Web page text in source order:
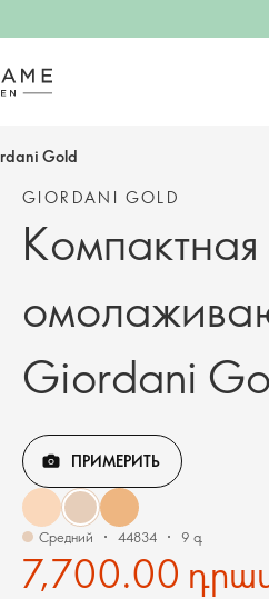
Gold
GIORDANI GOLD
Giordani
ПРИМЕРИТЬ
Средний 44834 9 գ
7,700.00